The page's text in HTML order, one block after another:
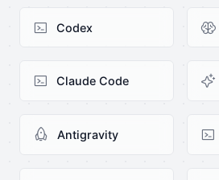
Codex
Claude Code
Antigravity